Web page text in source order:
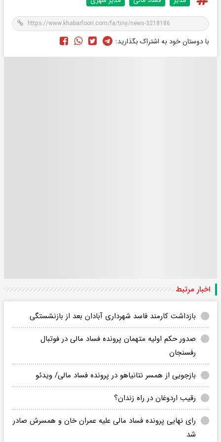
با دوستان خود به اشتراک بگذارید:
اخبار مرتبط
بازداشت کارمند فاسد شهرداری آبادان بعد از بازنشستگی
صدور حکم اولیه متهمان پرونده فساد مالی در فوتبال
رفسنجان
بازجویی از همسر نتانیاهو در پرونده فساد مالی/ ویدئو
رقیب اردوغان در راه زندان؟
رای نهایی پرونده فساد مالی علیه عمران خان و همسرش صادر
شد